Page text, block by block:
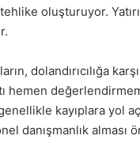
oluşturuyor.
dolandırıcılığa
hemen
kayıplara yol
danışmanlık alması